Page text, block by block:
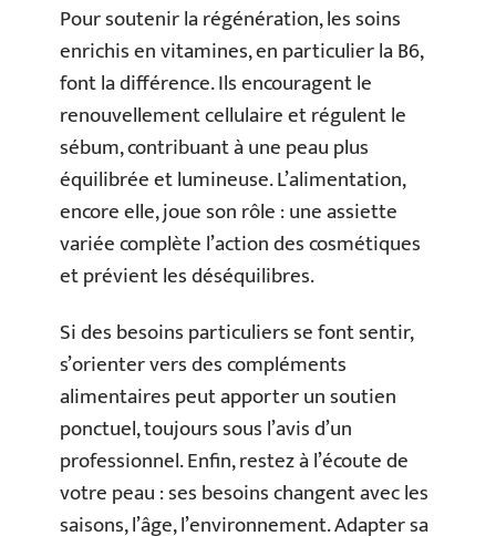
Pour soutenir la régénération, les soins
enrichis en vitamines, en particulier la B6,
font la différence. Ils encouragent le
renouvellement cellulaire et régulent le
sébum, contribuant à une peau plus
équilibrée et lumineuse. L’alimentation,
encore elle, joue son rôle : une assiette
variée complète l’action des cosmétiques
et prévient les déséquilibres.
Si des besoins particuliers se font sentir,
s’orienter vers des compléments
alimentaires peut apporter un soutien
ponctuel, toujours sous l’avis d’un
professionnel. Enfin, restez à l’écoute de
votre peau : ses besoins changent avec les
saisons, l’âge, l’environnement. Adapter sa